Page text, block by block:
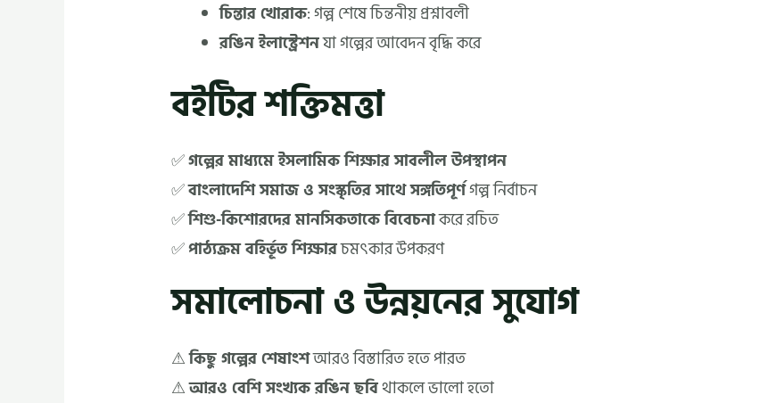
চিন্তার খোরাক: গল্প শেষে চিন্তনীয় প্রশ্নাবলী
রঙিন ইলাস্ট্রেশনযা গল্পের আবেদন বৃদ্ধি করে
বইটির শক্তিমত্তা
✅গল্পের মাধ্যমে ইসলামিক শিক্ষার সাবলীল উপস্থাপন
✅বাংলাদেশি সমাজ ও সংস্কৃতির সাথে সঙ্গতিপূর্ণগল্প নির্বাচন
✅শিশু-কিশোরদের মানসিকতাকে বিবেচনাকরে রচিত
✅পাঠ্যক্রম বহির্ভূত শিক্ষারচমৎকার উপকরণ
সমালোচনা ও উন্নয়নের সুযোগ
⚠কিছু গল্পের শেষাংশআরও বিস্তারিত হতে পারত
⚠আরও বেশি সংখ্যক রঙিন ছবিথাকলে ভালো হতো